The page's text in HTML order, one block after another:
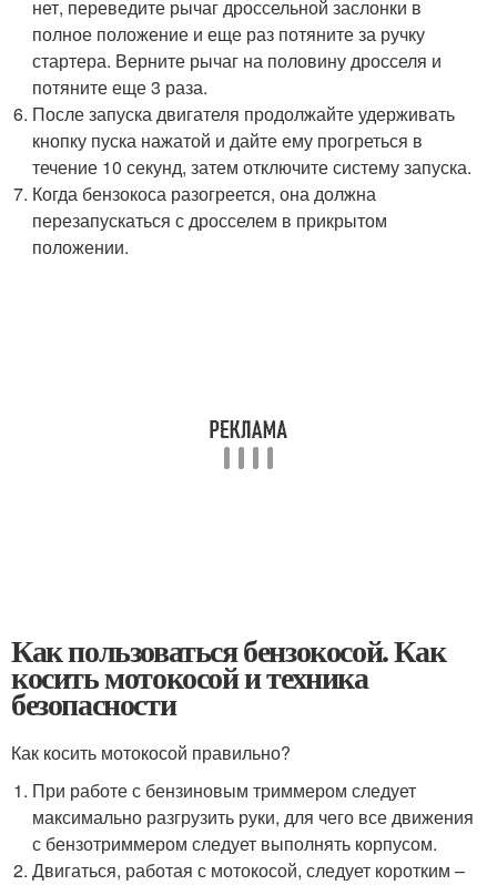
нет, переведите рычаг дроссельной заслонки в
полное положение и еще раз потяните за ручку
стартера. Верните рычаг на половину дросселя и
потяните еще 3 раза.
После запуска двигателя продолжайте удерживать
кнопку пуска нажатой и дайте ему прогреться в
течение 10 секунд, затем отключите систему запуска.
Когда бензокоса разогреется, она должна
перезапускаться с дросселем в прикрытом
положении.
Как пользоваться бензокосой. Как
косить мотокосой и техника
безопасности
Как косить мотокосой правильно?
При работе с бензиновым триммером следует
максимально разгрузить руки, для чего все движения
с бензотриммером следует выполнять корпусом.
Двигаться, работая с мотокосой, следует коротким –